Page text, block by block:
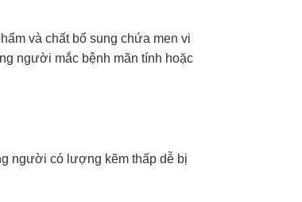
và chất bổ sung chứa men vi
người mắc bệnh mãn tính hoặc
người có lượng kẽm thấp dễ bị